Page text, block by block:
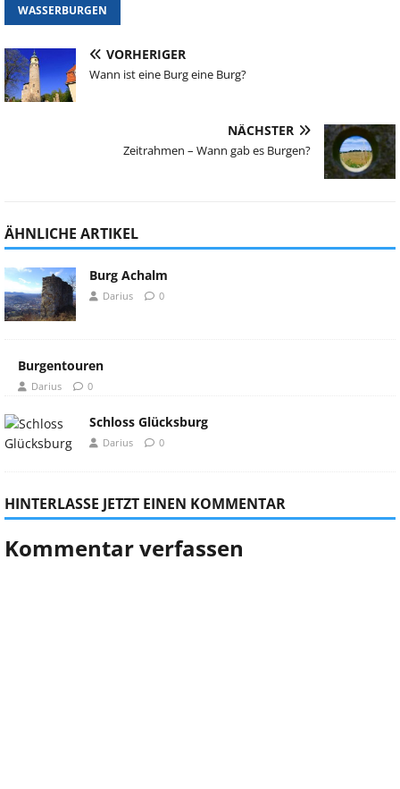
WASSERBURGEN
VORHERIGER
Wann ist eine Burg eine Burg?
NÄCHSTER
Zeitrahmen – Wann gab es Burgen?
ÄHNLICHE ARTIKEL
Burg Achalm
Darius 0
Burgentouren
Darius 0
Schloss Glücksburg
Darius 0
HINTERLASSE JETZT EINEN KOMMENTAR
Kommentar verfassen